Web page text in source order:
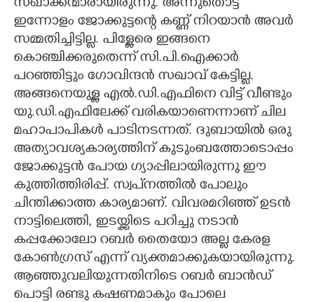
സഖാക്കന്മാരായിരുന്നു. അന്നുതൊട്ട്
ഇന്നോളം ജോക്കുട്ടന്റെ കണ്ണ് നിറയാൻ അവർ
സമ്മതിച്ചിട്ടില്ല. പിള്ളേരെ ഇങ്ങനെ
കൊഞ്ചിക്കരുതെന്ന് സി.പി.ഐക്കാർ
പറഞ്ഞിട്ടും ഗോവിന്ദൻ സഖാവ് കേട്ടില്ല.
അങ്ങനെയുള്ള എൽ.ഡി.എഫിനെ വിട്ട് വീണ്ടും
യു.ഡി.എഫിലേക്ക് വരികയാണെന്നാണ് ചില
മഹാപാപികൾ പാടിനടന്നത്. ദുബായിൽ ഒരു
അത്യാവശ്യകാര്യത്തിന് കുടുംബത്തോടൊപ്പം
ജോക്കുട്ടൻ പോയ ഗ്യാപ്പിലായിരുന്നു ഈ
കുത്തിത്തിരിപ്പ്. സ്വപ്‌നത്തിൽ പോലും
ചിന്തിക്കാത്ത കാര്യമാണ്. വിവരമറിഞ്ഞ് ഉടൻ
നാട്ടിലെത്തി, ഇടയ്ക്കിടെ പറിച്ചു നടാൻ
കപ്പക്കോലോ റബർ തൈയോ അല്ല കേരള
കോൺഗ്രസ് എന്ന് വ്യക്തമാക്കുകയായിരുന്നു.
ആഞ്ഞുവലിയുന്നതിനിടെ റബർ ബാൻഡ്
പൊട്ടി രണ്ടു കഷണമാകും പോലെ